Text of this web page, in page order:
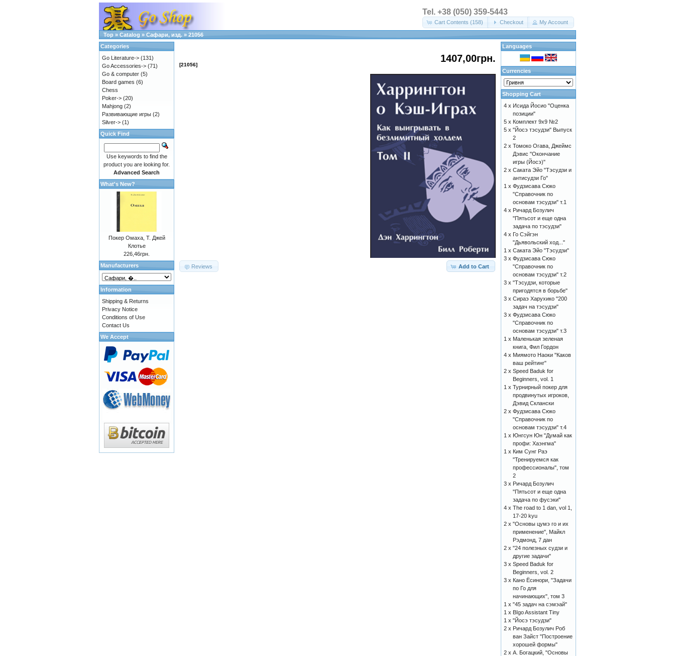
Tel. +38 (050) 359-5443
Cart Contents (158) Checkout My Account
Top » Catalog » Сафари, изд. » 21056
1407,00грн.
[21056]
Add to Cart
Reviews
Categories
Go Literature-> (131)
Go Accessories-> (71)
Go & computer (5)
Board games (6)
Chess
Poker-> (20)
Mahjong (2)
Развивающие игры (2)
Silver-> (1)
Quick Find
Use keywords to find the
product you are looking for.
Advanced Search
What's New?
Покер Омаха, Т. Джей
Клотье
226,46грн.
Manufacturers
Information
Shipping & Returns
Privacy Notice
Conditions of Use
Contact Us
We Accept
Languages
Currencies
Shopping Cart
4 x Исида Йосио "Оценка
позиции"
5 x Комплект 9х9 №2
5 x "Йосэ тэсудзи" Выпуск
2
2 x Томоко Огава, Джеймс
Дэвис "Окончание
игры (Йосэ)"
2 x Саката Эйо "Тэсудзи и
антисудзи Го"
1 x Фудзисава Сюко
"Справочник по
основам тэсудзи" т.1
4 x Ричард Бозулич
"Пятьсот и еще одна
задача по тэсудзи"
4 x Го Сэйгэн
"Дьявольский ход..."
1 x Саката Эйо "Тэсудзи"
3 x Фудзисава Сюко
"Справочник по
основам тэсудзи" т.2
3 x "Тэсудзи, которые
пригодятся в борьбе"
3 x Сираэ Харухико "200
задач на тэсудзи"
3 x Фудзисава Сюко
"Справочник по
основам тэсудзи" т.3
1 x Маленькая зеленая
книга, Фил Гордон
4 x Миямото Наоки "Каков
ваш рейтинг"
2 x Speed Baduk for
Beginners, vol. 1
1 x Турнирный покер для
продвинутых игроков,
Дэвид Склански
2 x Фудзисава Сюко
"Справочник по
основам тэсудзи" т.4
1 x Юнгсун Юн "Думай как
профи: Хаэнгма"
1 x Ким Сунг Раэ
"Тренируемся как
профессионалы", том
2
3 x Ричард Бозулич
"Пятьсот и еще одна
задача по фусэки"
4 x The road to 1 dan, vol 1,
17-20 kyu
2 x "Основы цумэ го и их
применение", Майкл
Рэдмонд, 7 дан
2 x "24 полезных судзи и
другие задачи"
3 x Speed Baduk for
Beginners, vol. 2
3 x Кано Ёсинори, "Задачи
по Го для
начинающих", том 3
1 x "45 задач на сэмэай"
1 x BIgo Assistant Tiny
1 x "Йосэ тэсудзи"
2 x Ричард Бозулич Роб
ван Зайст "Построение
хорошей формы"
2 x А. Богацкий, "Основы